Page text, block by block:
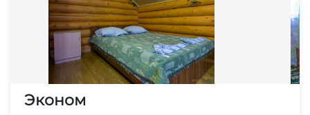
Эконом